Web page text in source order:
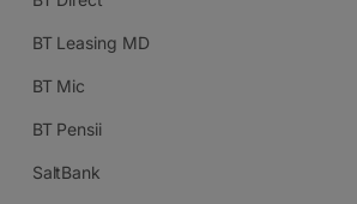
BT Leasing MD
BT Mic
BT Pensii
SaltBank